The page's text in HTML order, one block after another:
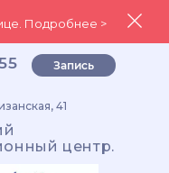
Подробнее >
Запись
41
центр.